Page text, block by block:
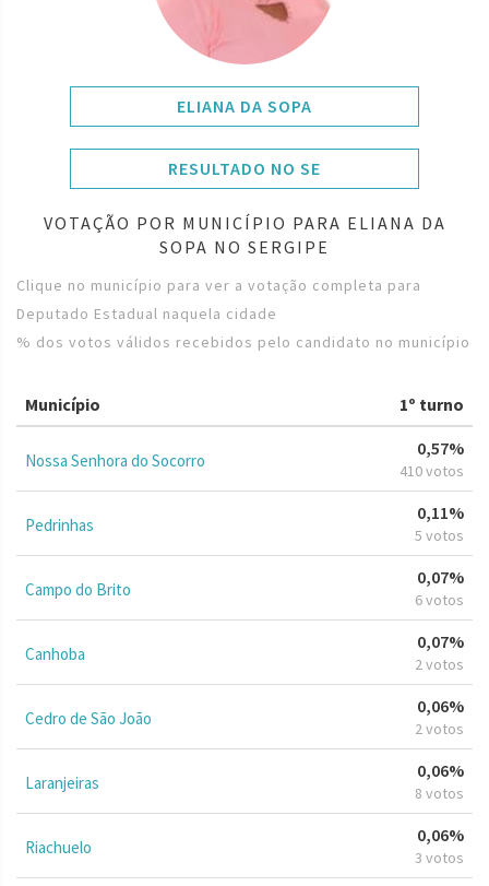
ELIANA DA SOPA
RESULTADO NO SE
VOTAÇÃO POR MUNICÍPIO PARA ELIANA DA
SOPA NO SERGIPE
Clique no município para ver a votação completa para
Deputado Estadual naquela cidade
% dos votos válidos recebidos pelo candidato no município
Município 1º turno
Nossa Senhora do Socorro
0,57%
410 votos
Pedrinhas
0,11%
5 votos
Campo do Brito
0,07%
6 votos
Canhoba
0,07%
2 votos
Cedro de São João
0,06%
2 votos
Laranjeiras
0,06%
8 votos
Riachuelo
0,06%
3 votos